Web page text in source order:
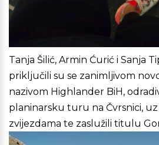
Tanja Šilić, Armin Ćurić i Sanja
priključili su se zanimljivom
nazivom Highlander BiH,
planinarsku turu na Čvrsnici,
zvijezdama te zaslužili titulu